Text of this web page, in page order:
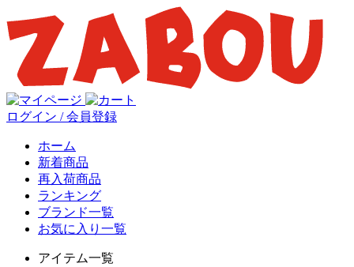
ログイン / 会員登録
ホーム
新着商品
再入荷商品
ランキング
ブランド一覧
お気に入り一覧
アイテム一覧